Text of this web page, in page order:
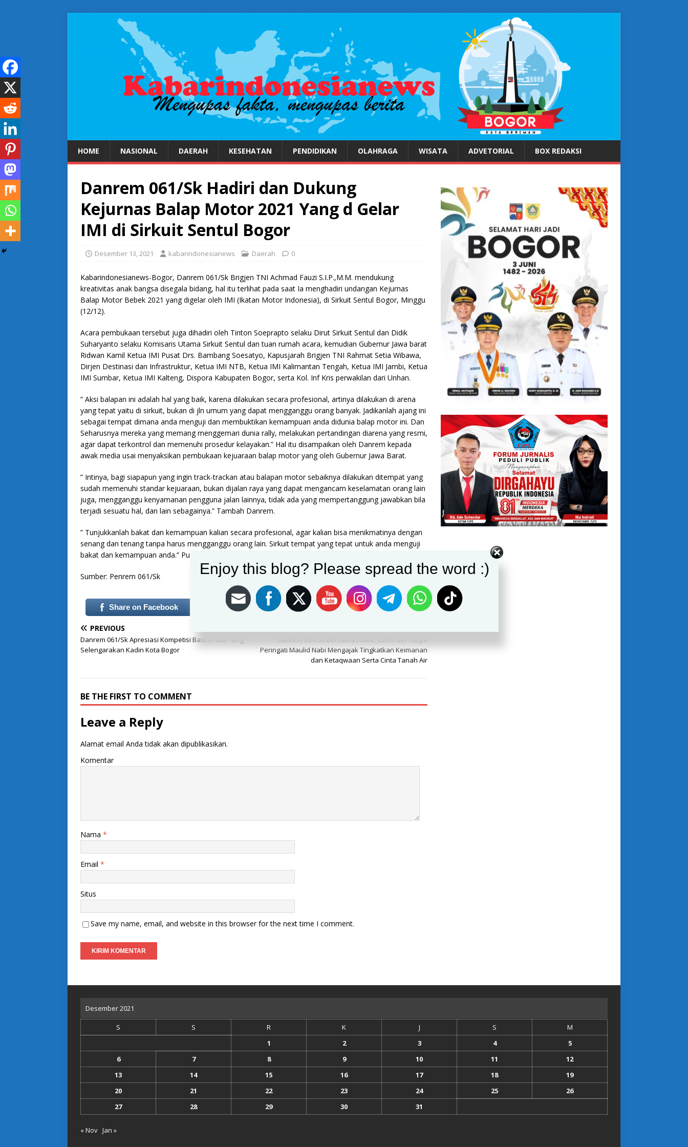
HOME NASIONAL DAERAH KESEHATAN PENDIDIKAN OLAHRAGA WISATA ADVETORIAL BOX REDAKSI
Danrem 061/Sk Hadiri dan Dukung
Kejurnas Balap Motor 2021 Yang d Gelar
IMI di Sirkuit Sentul Bogor
Desember 13, 2021 kabarindonesianews Daerah 0
Kabarindonesianews-Bogor, Danrem 061/Sk Brigjen TNI Achmad Fauzi S.I.P.,M.M. mendukung
kreativitas anak bangsa disegala bidang, hal itu terlihat pada saat Ia menghadiri undangan Kejurnas
Balap Motor Bebek 2021 yang digelar oleh IMI (Ikatan Motor Indonesia), di Sirkuit Sentul Bogor, Minggu
(12/12).
Acara pembukaan tersebut juga dihadiri oleh Tinton Soeprapto selaku Dirut Sirkuit Sentul dan Didik
Suharyanto selaku Komisaris Utama Sirkuit Sentul dan tuan rumah acara, kemudian Gubernur Jawa barat
Ridwan Kamil Ketua IMI Pusat Drs. Bambang Soesatyo, Kapusjarah Brigjen TNI Rahmat Setia Wibawa,
Dirjen Destinasi dan Infrastruktur, Ketua IMI NTB, Ketua IMI Kalimantan Tengah, Ketua IMI Jambi, Ketua
IMI Sumbar, Ketua IMI Kalteng, Dispora Kabupaten Bogor, serta Kol. Inf Kris perwakilan dari Unhan.
” Aksi balapan ini adalah hal yang baik, karena dilakukan secara profesional, artinya dilakukan di arena
yang tepat yaitu di sirkuit, bukan di jln umum yang dapat mengganggu orang banyak. Jadikanlah ajang ini
sebagai tempat dimana anda menguji dan membuktikan kemampuan anda didunia balap motor ini. Dan
Seharusnya mereka yang memang menggemari dunia rally, melakukan pertandingan diarena yang resmi,
agar dapat terkontrol dan memenuhi prosedur kelayakan.” Hal itu disampaikan oleh Danrem kepada
awak media usai menyaksikan pembukaan kejuaraan balap motor yang oleh Gubernur Jawa Barat.
” Intinya, bagi siapapun yang ingin track-trackan atau balapan motor sebaiknya dilakukan ditempat yang
sudah memenuhi standar kejuaraan, bukan dijalan raya yang dapat mengancam keselamatan orang lain
juga, mengganggu kenyamanan pengguna jalan lainnya, tidak ada yang mempertanggung jawabkan bila
terjadi sesuatu hal, dan lain sebagainya.” Tambah Danrem.
” Tunjukkanlah bakat dan kemampuan kalian secara profesional, agar kalian bisa menikmatinya dengan
senang dan tenang tanpa harus mengganggu orang lain. Sirkuit tempat yang tepat untuk anda menguji
bakat dan kemampuan anda.” Pungkasnya.
Sumber: Penrem 061/Sk
Share on Facebook Post on X Follow us Save
PREVIOUS
Danrem 061/Sk Apresiasi Kompetisi Basket Ball Yang
Selengarakan Kadin Kota Bogor
Danrem 061/Sk Bersama Habib. Luthfi Bin Yahya
Peringati Maulid Nabi Mengajak Tingkatkan Keimanan
dan Ketaqwaan Serta Cinta Tanah Air
BE THE FIRST TO COMMENT
Leave a Reply
Alamat email Anda tidak akan dipublikasikan.
Komentar
Nama *
Email *
Situs
Save my name, email, and website in this browser for the next time I comment.
Desember 2021
S S R K J S
M
1
2 3 4
5
6
7 8 9 10 11
12
13
14 15 16 17 18
19
20
21 22 23 24 25
26
27
28 29 30 31
« Nov Jan »
Enjoy this blog? Please spread the word :)